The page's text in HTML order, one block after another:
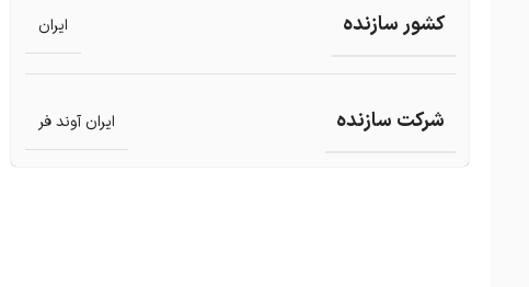
کشور سازنده ایران
شرکت سازنده ایران آوند فر